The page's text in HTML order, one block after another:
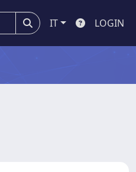
IT LOGIN